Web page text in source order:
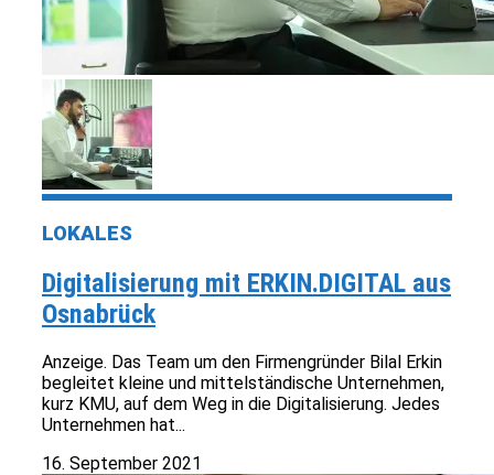
LOKALES
Digitalisierung mit ERKIN.DIGITAL aus
Osnabrück
Anzeige. Das Team um den Firmengründer Bilal Erkin
begleitet kleine und mittelständische Unternehmen,
kurz KMU, auf dem Weg in die Digitalisierung. Jedes
Unternehmen hat...
16. September 2021